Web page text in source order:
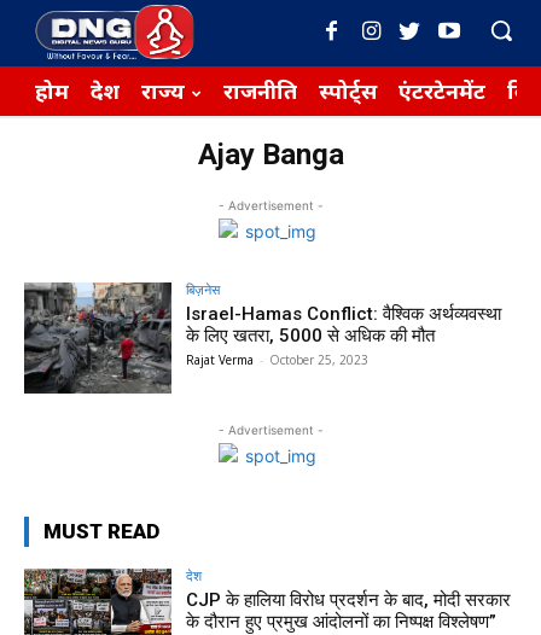
होम देश राज्य राजनीति स्पोर्ट्स एंटरटेनमेंट
Ajay Banga
- Advertisement -
बिज़नेस
Israel-Hamas Conflict: वैश्विक अर्थव्यवस्था
के लिए खतरा, 5000 से अधिक की मौत
Rajat Verma - October 25, 2023
- Advertisement -
MUST READ
देश
CJP के हालिया विरोध प्रदर्शन के बाद, मोदी सरकार
के दौरान हुए प्रमुख आंदोलनों का निष्पक्ष विश्लेषण”